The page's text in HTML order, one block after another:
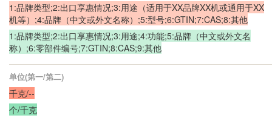
1:品牌类型;2:出口享惠情况;3:用途（适用于XX品牌XX机或通用于XX
机等）;4:品牌（中文或外文名称）;5:型号;6:GTIN;7:CAS;8:其他
1:品牌类型;2:出口享惠情况;3:用途;4:功能;5:品牌（中文或外文名
称）;6:零部件编号;7:GTIN;8:CAS;9:其他
单位(第一/第二)
千克/--
个/千克